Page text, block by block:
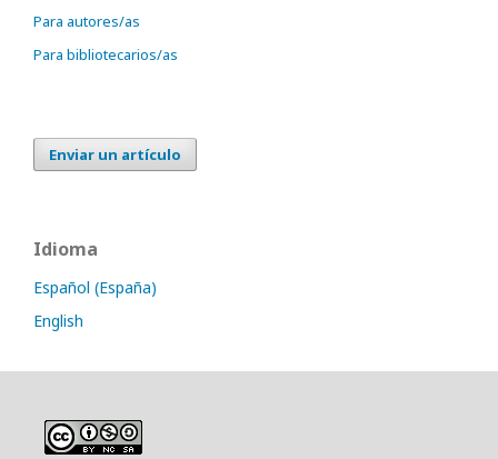
Para autores/as
Para bibliotecarios/as
Enviar un artículo
Idioma
Español (España)
English